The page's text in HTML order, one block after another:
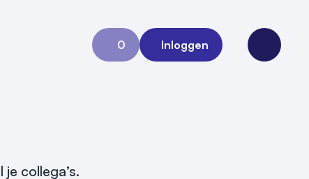
0
Aanvraag 0
Inloggen
Open
collega’s.